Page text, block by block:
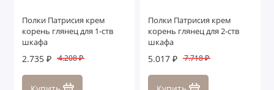
Полки Патрисия крем
корень глянец для 1-ств
шкафа
2.735 ₽ 4.208 ₽
Полки Патрисия крем
корень глянец для 2-ств
шкафа
5.017 ₽ 7.718 ₽